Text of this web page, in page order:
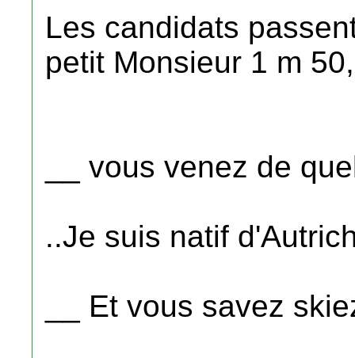
Les candidats
petit Monsieur 1 m
__ vous venez de
..Je suis natif
__ Et vous savez